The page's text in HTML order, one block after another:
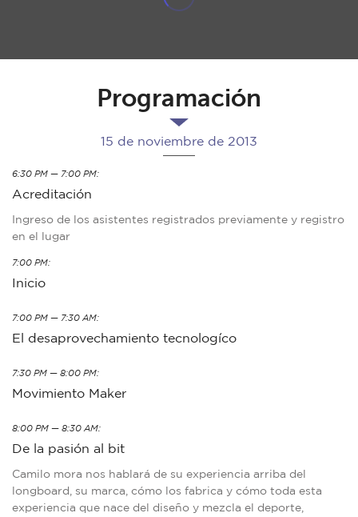
Programación
15 de noviembre de 2013
6:30 PM — 7:00 PM:
Acreditación
Ingreso de los asistentes registrados previamente y registro
en el lugar
7:00 PM:
Inicio
7:00 PM — 7:30 AM:
El desaprovechamiento tecnologíco
7:30 PM — 8:00 PM:
Movimiento Maker
8:00 PM — 8:30 AM:
De la pasión al bit
Camilo mora nos hablará de su experiencia arriba del
longboard, su marca, cómo los fabrica y cómo toda esta
experiencia que nace del diseño y mezcla el deporte,